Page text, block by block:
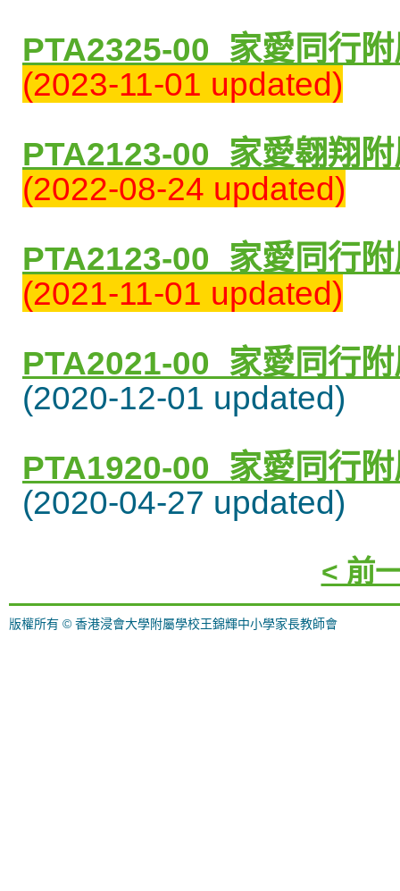
PTA2325-00_ 家愛同行
(2023-11-01 updated)
PTA2123-00_ 家愛翱翔
(2022-08-24 updated)
PTA2123-00_ 家愛同行
(2021-11-01 updated)
PTA2021-00_ 家愛同行
(2020-12-01 updated)
PTA1920-00_ 家愛同行
(2020-04-27 updated)
< 前
版權所有 © 香港浸會大學附屬學校王錦輝中小學家長教師會